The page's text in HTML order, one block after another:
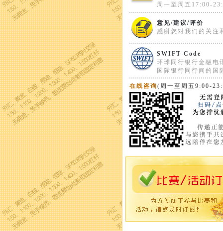
周一至周五17:00-
意见/建议/评价
感谢您对我们的关注
SWIFT Code
环球同行银行金融电
国际银行同行间的国
在线咨询(周一至周五9:00-